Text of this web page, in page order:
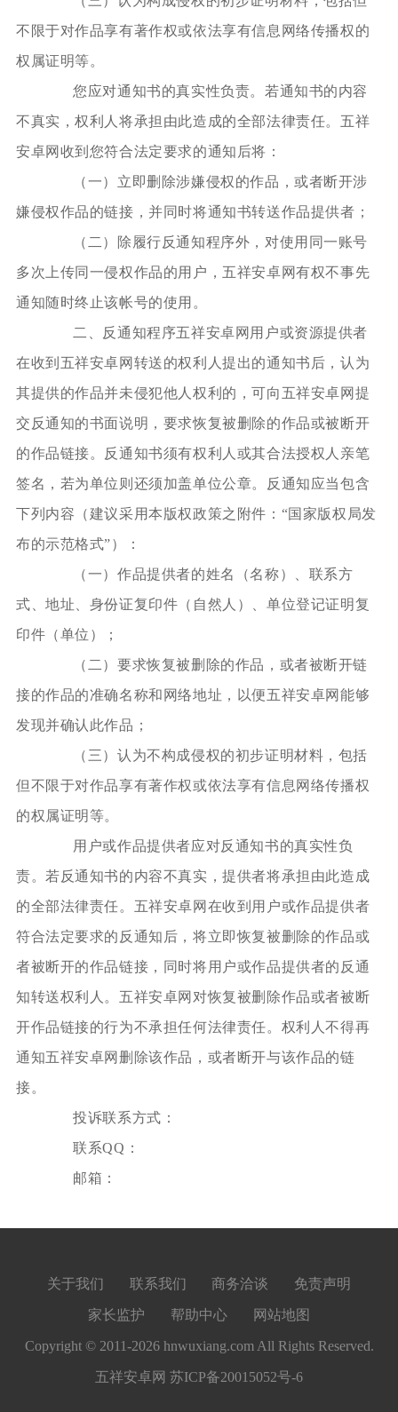
不限于对作品享有著作权或依法享有信息网络传播权的
权属证明等。
您应对通知书的真实性负责。若通知书的内容
不真实，权利人将承担由此造成的全部法律责任。五祥
安卓网收到您符合法定要求的通知后将：
（一）立即删除涉嫌侵权的作品，或者断开涉
嫌侵权作品的链接，并同时将通知书转送作品提供者；
（二）除履行反通知程序外，对使用同一账号
多次上传同一侵权作品的用户，五祥安卓网有权不事先
通知随时终止该帐号的使用。
二、反通知程序五祥安卓网用户或资源提供者
在收到五祥安卓网转送的权利人提出的通知书后，认为
其提供的作品并未侵犯他人权利的，可向五祥安卓网提
交反通知的书面说明，要求恢复被删除的作品或被断开
的作品链接。反通知书须有权利人或其合法授权人亲笔
签名，若为单位则还须加盖单位公章。反通知应当包含
下列内容（建议采用本版权政策之附件：“国家版权局发
布的示范格式”）：
（一）作品提供者的姓名（名称）、联系方
式、地址、身份证复印件（自然人）、单位登记证明复
印件（单位）；
（二）要求恢复被删除的作品，或者被断开链
接的作品的准确名称和网络地址，以便五祥安卓网能够
发现并确认此作品；
（三）认为不构成侵权的初步证明材料，包括
但不限于对作品享有著作权或依法享有信息网络传播权
的权属证明等。
用户或作品提供者应对反通知书的真实性负
责。若反通知书的内容不真实，提供者将承担由此造成
的全部法律责任。五祥安卓网在收到用户或作品提供者
符合法定要求的反通知后，将立即恢复被删除的作品或
者被断开的作品链接，同时将用户或作品提供者的反通
知转送权利人。五祥安卓网对恢复被删除作品或者被断
开作品链接的行为不承担任何法律责任。权利人不得再
通知五祥安卓网删除该作品，或者断开与该作品的链
接。
投诉联系方式：
联系QQ：
邮箱：
关于我们 联系我们 商务洽谈 免责声明
家长监护 帮助中心 网站地图
Copyright © 2011-2026 hnwuxiang.com All Rights Reserved.
五祥安卓网 苏ICP备20015052号-6